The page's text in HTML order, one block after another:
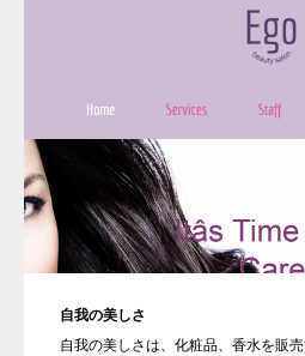
自我の美しさ
自我の美しさは、化粧品、香水を販